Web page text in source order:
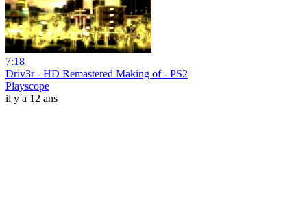
7:18
Driv3r - HD Remastered Making of - PS2
Playscope
il y a 12 ans